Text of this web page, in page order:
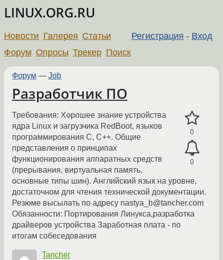
LINUX.ORG.RU
Регистрация - Вход
Новости Галерея Статьи
Форум Опросы Трекер Поиск
Форум — Job
Разработчик ПО
0
0
Требования: Хорошее знание устройствa
ядра Linux и загрузчика RedBoot, языков
программирования С, C++. Общие
представления о принципах
функционирования аппаратных средств
(прерывания, виртуальная память,
основные типы шин). Английский язык на уровне,
достаточном для чтения технической документации.
Резюме высылать по адресу nastya_b@tancher.com
Обязанности: Портирования Линукса,разработка
драйверов устройства Заработная плата - по
итогам собеседования
Tancher